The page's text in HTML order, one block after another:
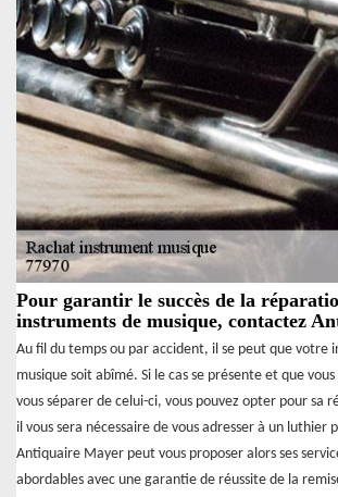
Pour garantir le succès de la
instruments de musique, contactez
Au fil du temps ou par accident, il se peut que votre
musique soit abîmé. Si le cas se présente et que
vous séparer de celui-ci, vous pouvez opter pour sa
il vous sera nécessaire de vous adresser à un luthier
Antiquaire Mayer peut vous proposer alors ses
abordables avec une garantie de réussite de la